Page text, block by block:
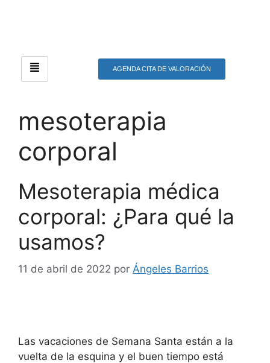
AGENDA CITA DE VALORACIÓN
mesoterapia
corporal
Mesoterapia médica
corporal: ¿Para qué la
usamos?
11 de abril de 2022 por Ángeles Barrios
Las vacaciones de Semana Santa están a la
vuelta de la esquina y el buen tiempo está